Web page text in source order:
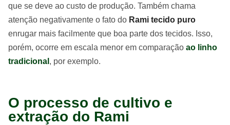
que se deve ao custo de produção. Também chama
atenção negativamente o fato do Rami tecido puro
enrugar mais facilmente que boa parte dos tecidos. Isso,
porém, ocorre em escala menor em comparação ao linho
tradicional , por exemplo.
O processo de cultivo e
extração do Rami